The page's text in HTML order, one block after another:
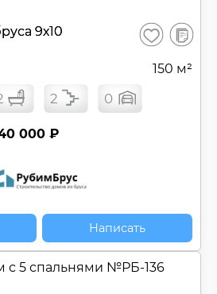
9х10 Сохранить
В
150 м²
2 0
000 ₽
Написать
с 5 спальнями №РБ-136